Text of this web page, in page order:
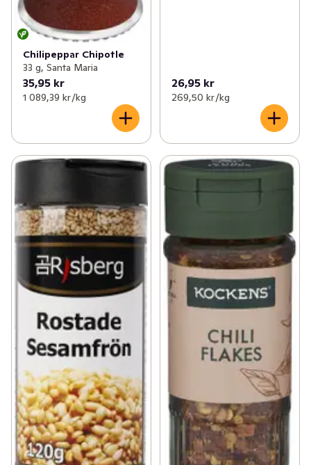
Chilipeppar Chipotle
33 g, Santa Maria
35,95 kr
1 089,39 kr /kg
26,95 kr
269,50 kr /kg